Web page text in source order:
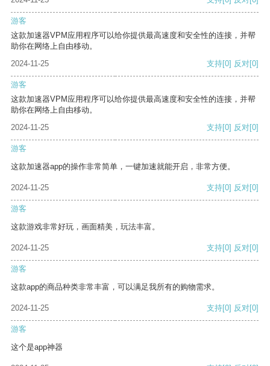
游客
这款加速器VPM应用程序可以给你提供最高速度和安全性的连接，并帮
助你在网络上自由移动。
2024-11-25
支持[0] 反对[0]
游客
这款加速器VPM应用程序可以给你提供最高速度和安全性的连接，并帮
助你在网络上自由移动。
2024-11-25
支持[0] 反对[0]
游客
这款加速器app的操作非常简单，一键加速就能开启，非常方便。
2024-11-25 支持[0] 反对[0]
游客
这款游戏非常好玩，画面精美，玩法丰富。
2024-11-25 支持[0] 反对[0]
游客
这款app的商品种类非常丰富，可以满足我所有的购物需求。
2024-11-25 支持[0] 反对[0]
游客
这个是app神器